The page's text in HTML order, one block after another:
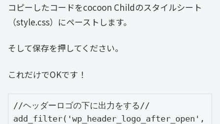
コピーしたコードをcocoon Childのスタイルシート
（style.css）にペーストします。
そして保存を押してください。
これだけでOKです！
//ヘッダーロゴの下に出力をする//
add_filter('wp_header_logo_after_open',